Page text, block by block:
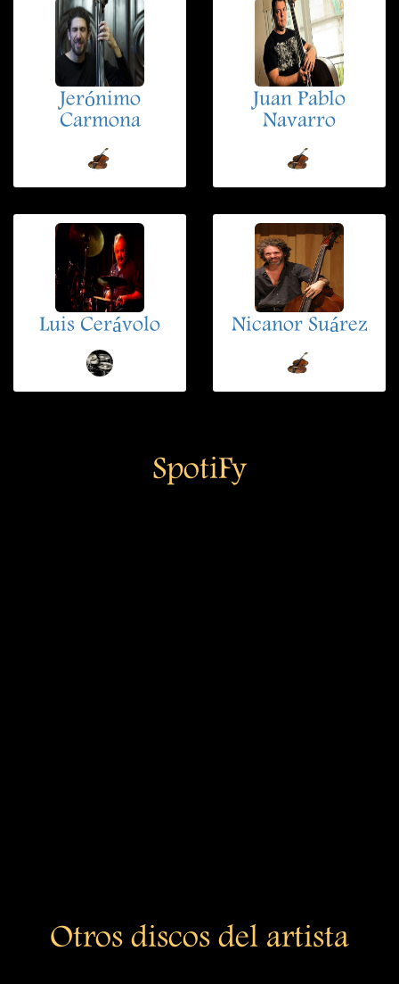
Jerónimo
Carmona
Juan Pablo
Navarro
Luis Cerávolo Nicanor Suárez
SpotiFy
Otros discos del artista